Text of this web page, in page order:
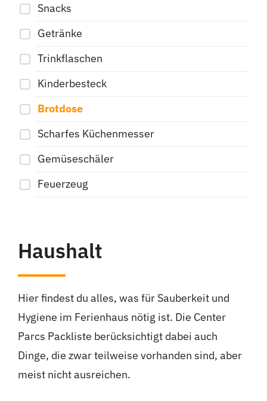
Snacks
Getränke
Trinkflaschen
Kinderbesteck
Brotdose
Scharfes Küchenmesser
Gemüseschäler
Feuerzeug
Haushalt
Hier findest du alles, was für Sauberkeit und
Hygiene im Ferienhaus nötig ist. Die Center
Parcs Packliste berücksichtigt dabei auch
Dinge, die zwar teilweise vorhanden sind, aber
meist nicht ausreichen.